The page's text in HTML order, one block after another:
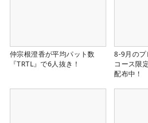
仲宗根澄香が平均パット数
『TRTL』で6人抜き！
8-9月のプ
コース限
配布中！